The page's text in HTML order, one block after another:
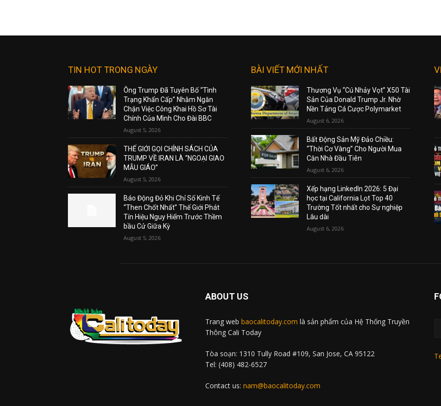
TIN HOT TRONG NGÀY
Ông Trump Đã Tuyên Bố “Tình
Trạng Khẩn Cấp” Nhằm Ngăn
Chặn Việc Công Khai Hồ Sơ Tài
Chính Của Mình Cho Đài BBC
August 5, 2026
THẾ GIỚI GỌI CHÍNH SÁCH CỦA
TRUMP VỀ IRAN LÀ “NGOẠI GIAO
MẪU GIÁO”
August 5, 2026
Báo Động Đỏ Khi Chỉ Số Kinh Tế
“Then Chốt Nhất” Thế Giới Phát
Tín Hiệu Nguy Hiểm Trước Thềm
bầu Cử Giữa Kỳ
August 5, 2026
BÀI VIẾT MỚI NHẤT
Thương Vụ “Cú Nhảy Vọt” X50 Tài
Sản Của Donald Trump Jr. Nhờ
Nền Tảng Cá Cược Polymarket
August 6, 2026
Bất Động Sản Mỹ Đảo Chiều:
“Thời Cơ Vàng” Cho Người Mua
Căn Nhà Đầu Tiên
August 6, 2026
Xếp hạng LinkedIn 2026: 5 Đại
học tại California Lọt Top 40
Trường Tốt nhất cho Sự nghiệp
Lâu dài
August 6, 2026
ABOUT US
Trang web baocalitoday.com là sản phẩm của Hệ Thống Truyền
Thông Cali Today
Tòa soạn: 1310 Tully Road #109, San Jose, CA 95122
Tel: (408) 482-6527
Contact us: nam@baocalitoday.com